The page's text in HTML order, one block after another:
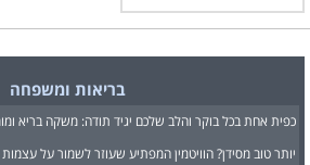
בריאות ומשפחה
כפית אחת בכל בוקר והלב שלכם יגיד תודה: משקה בריא
יותר טוב מסידן? הוויטמין המפתיע שעוזר לשמור על